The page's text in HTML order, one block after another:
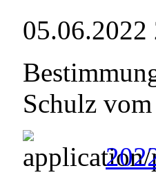
05.06.2022
Schulz